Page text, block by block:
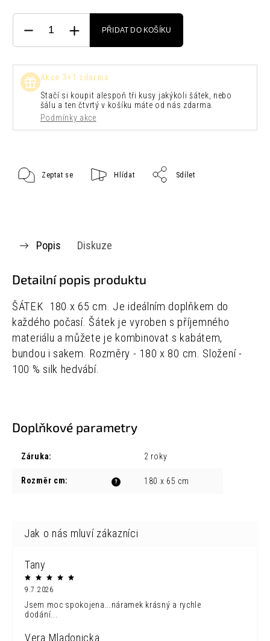
PŘIDAT DO KOŠÍKU
Akce 3+1 zdarma
Stačí si koupit alespoň tři kusy jakýkoli šátek, nebo
šálu a ten čtvrtý v košíku máte od nás zdarma.
Podmínky akce
Zeptat se Hlídat Sdílet
Popis Diskuze
Detailní popis produktu
ŠÁTEK 180 x 65 cm. Je ideálním doplňkem do
každého počasí. Šátek je vyroben s příjemného
materiálu a můžete je kombinovat s kabátem,
bundou i sakem. Rozměry - 180 x 80 cm. Složení -
100 % silk hedvábí.
Doplňkové parametry
Záruka: 2 roky
?
Rozměr cm: 180 x 65 cm
Tany
9.7.2026
Jsem moc spokojena...náramek krásný a rychle
dodání...
Vera Mladonicka